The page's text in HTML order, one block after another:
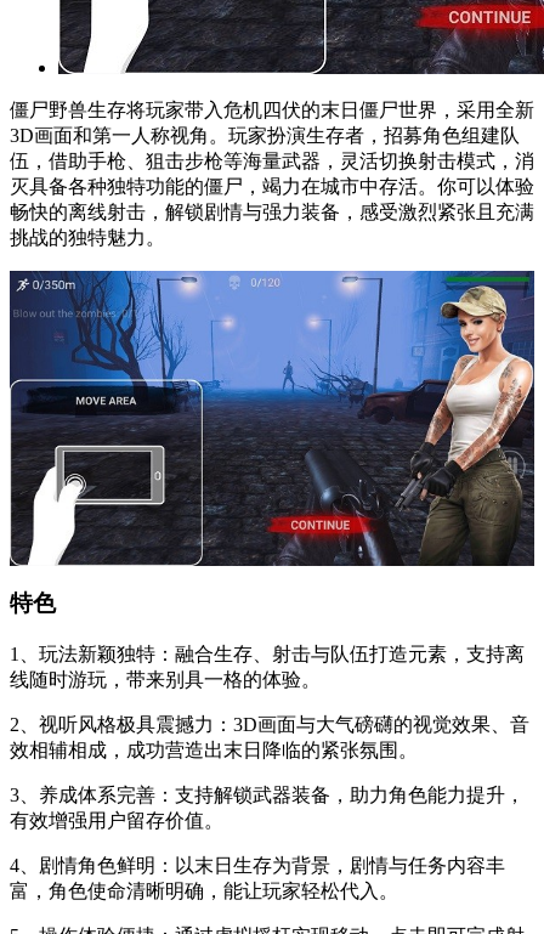
僵尸野兽生存将玩家带入危机四伏的末日僵尸世界，采用全新
3D画面和第一人称视角。玩家扮演生存者，招募角色组建队
伍，借助手枪、狙击步枪等海量武器，灵活切换射击模式，消
灭具备各种独特功能的僵尸，竭力在城市中存活。你可以体验
畅快的离线射击，解锁剧情与强力装备，感受激烈紧张且充满
挑战的独特魅力。
特色
1、玩法新颖独特：融合生存、射击与队伍打造元素，支持离
线随时游玩，带来别具一格的体验。
2、视听风格极具震撼力：3D画面与大气磅礴的视觉效果、音
效相辅相成，成功营造出末日降临的紧张氛围。
3、养成体系完善：支持解锁武器装备，助力角色能力提升，
有效增强用户留存价值。
4、剧情角色鲜明：以末日生存为背景，剧情与任务内容丰
富，角色使命清晰明确，能让玩家轻松代入。